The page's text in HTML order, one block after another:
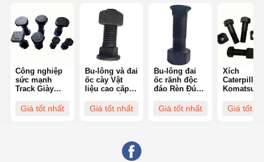
Công nghiệp
sức mạnh
Track Giày
chuỗi xử lý
Giá tốt nhất
Bu-lông và đai
ốc cày Vật
liệu cao cấp
mòn Chống
Giá tốt nhất
Bu-lông đai
ốc rãnh độc
đáo Rèn Đúc
mòn UNC UNF
Giá tốt nhất
Xích
Caterpillar
Komatsu
M16-M30
Giá tốt